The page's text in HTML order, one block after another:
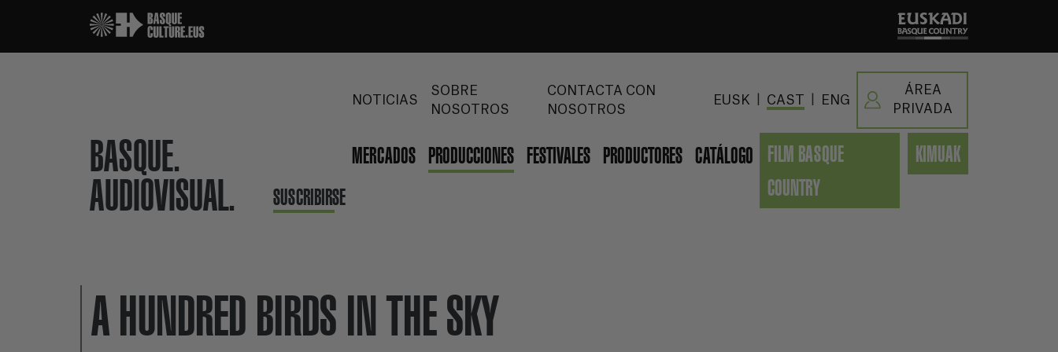
BASQUE.
AUDIOVISUAL.
SUSCRIBIRSE
NOTICIAS
SOBRE
NOSOTROS
CONTACTA CON
NOSOTROS
EUSK CAST ENG
ÁREA
PRIVADA
MERCADOS PRODUCCIONES FESTIVALES PRODUCTORES CATÁLOGO
FILM BASQUE
COUNTRY
KIMUAK
A HUNDRED BIRDS IN THE SKY